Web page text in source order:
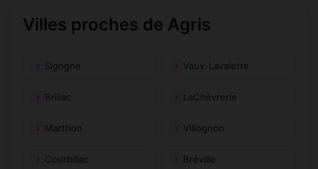
Villes proches de Agris
Sigogne Vaux-Lavalette
Brillac LaChèvrerie
Marthon Villognon
Courbillac Bréville